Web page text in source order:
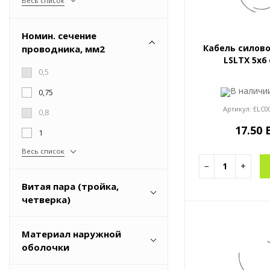
Номин. сечение
проводника, мм2
0,5
0,75
0,8
1
Весь список
Витая пара (тройка,
четверка)
Материал наружной
оболочки
Кабель
LSLTX
В
Артикул:
17.50
− +